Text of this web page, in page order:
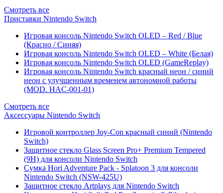
Смотреть все
Приставки Nintendo Switch
Игровая консоль Nintendo Switch OLED – Red / Blue
(Красно / Синяя)
Игровая консоль Nintendo Switch OLED – White (Белая)
Игровая консоль Nintendo Switch OLED (GameReplay)
Игровая консоль Nintendo Switch красный неон / синий
неон с улучшенным временем автономной работы
(MOD. HAC-001-01)
Смотреть все
Аксессуары Nintendo Switch
Игровой контроллер Joy-Con красный синий (Nintendo
Switch)
Защитное стекло Glass Screen Pro+ Premium Tempered
(9H) для консоли Nintendo Switch
Сумка Hori Adventure Pack - Splatoon 3 для консоли
Nintendo Switch (NSW-425U)
Защитное стекло Artplays для Nintendo Switch